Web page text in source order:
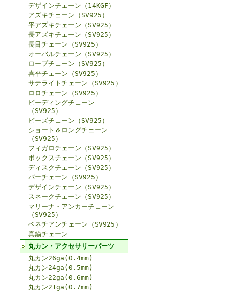
デザインチェーン（14KGF）
アズキチェーン（SV925）
平アズキチェーン（SV925）
長アズキチェーン（SV925）
長目チェーン（SV925）
オーバルチェーン（SV925）
ロープチェーン（SV925）
喜平チェーン（SV925）
サテライトチェーン（SV925）
ロロチェーン（SV925）
ビーディングチェーン
（SV925）
ビーズチェーン（SV925）
ショート＆ロングチェーン
（SV925）
フィガロチェーン（SV925）
ボックスチェーン（SV925）
ディスクチェーン（SV925）
バーチェーン（SV925）
デザインチェーン（SV925）
スネークチェーン（SV925）
マリーナ・アンカーチェーン
（SV925）
ベネチアンチェーン（SV925）
真鍮チェーン
丸カン・アクセサリーパーツ
丸カン26ga(0.4mm)
丸カン24ga(0.5mm)
丸カン22ga(0.6mm)
丸カン21ga(0.7mm)